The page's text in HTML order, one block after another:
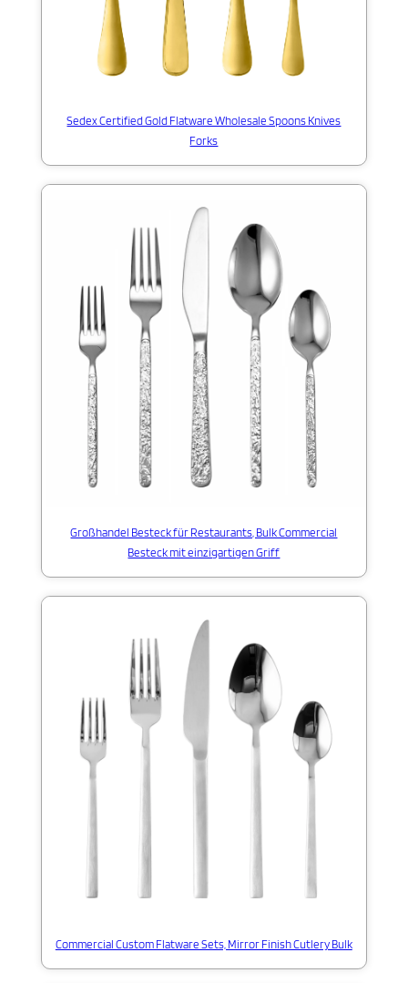
Sedex Certified Gold Flatware Wholesale Spoons Knives
Forks
Großhandel Besteck für Restaurants, Bulk Commercial
Besteck mit einzigartigen Griff
Commercial Custom Flatware Sets, Mirror Finish Cutlery Bulk